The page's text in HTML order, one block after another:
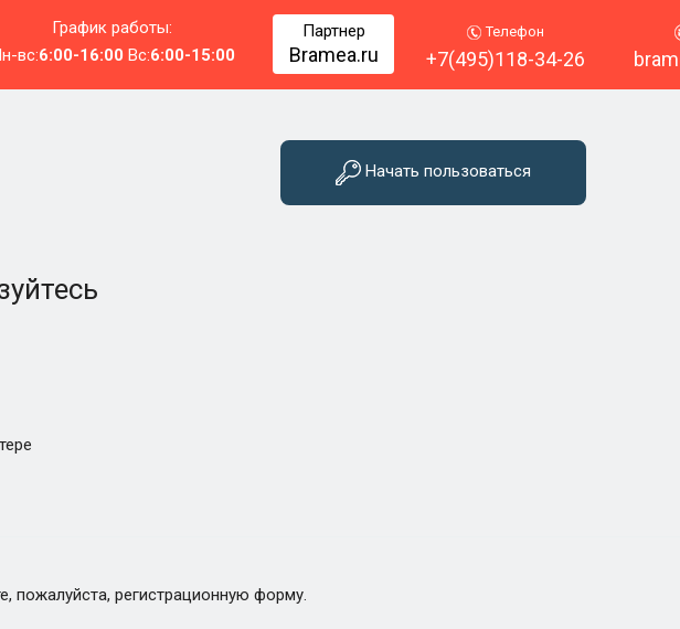
График работы:
вс:6:00-16:00 Вс:6:00-15:00
Партнер
Bramea.ru
Телефон
+7(495)118-34-26
Начать пользоваться
пожалуйста, регистрационную форму.